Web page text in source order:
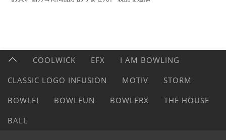
COOLWICK EFX
I AM BOWLING
CLASSIC LOGO INFUSION
MOTIV
STORM
BOWLFI
BOWLFUN BOWLERX
THE HOUSE
BALL